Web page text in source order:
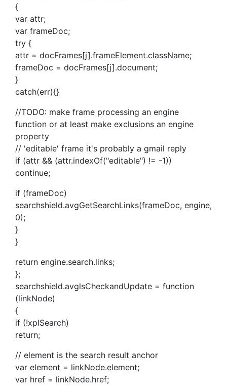
{
var attr;
var frameDoc;
try {
attr = docFrames[j].frameElement.className;
frameDoc = docFrames[j].document;
}
catch(err){}
//TODO: make frame processing an engine
function or at least make exclusions an engine
property
// 'editable' frame it's probably a gmail reply
if (attr && (attr.indexOf("editable") != -1))
continue;
if (frameDoc)
searchshield.avgGetSearchLinks(frameDoc, engine,
0);
}
}
return engine.search.links;
};
searchshield.avglsCheckandUpdate = function
(linkNode)
{
if (!xplSearch)
return;
// element is the search result anchor
var element = linkNode.element;
var href = linkNode.href;